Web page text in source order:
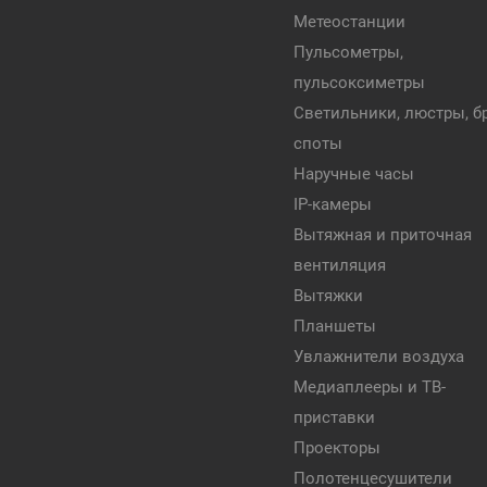
Метеостанции
Пульсометры,
пульсоксиметры
Светильники, люстры,
споты
Наручные часы
IP-камеры
Вытяжная и приточная
вентиляция
Вытяжки
Планшеты
Увлажнители воздуха
Медиаплееры и ТВ-
приставки
Проекторы
Полотенцесушители